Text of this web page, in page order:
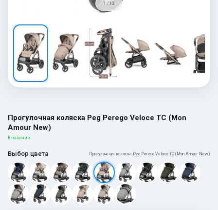
1 / 12
Прогулочная коляска Peg Perego Veloce TC (Mon
Amour New)
В наличии
Выбор цвета Прогулочная коляска Peg Perego Veloce TC (Mon Amour New)